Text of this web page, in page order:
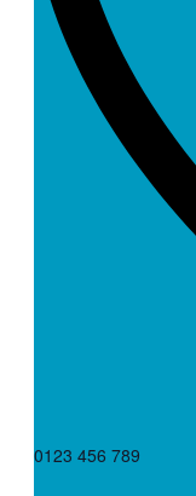
0123 456 789